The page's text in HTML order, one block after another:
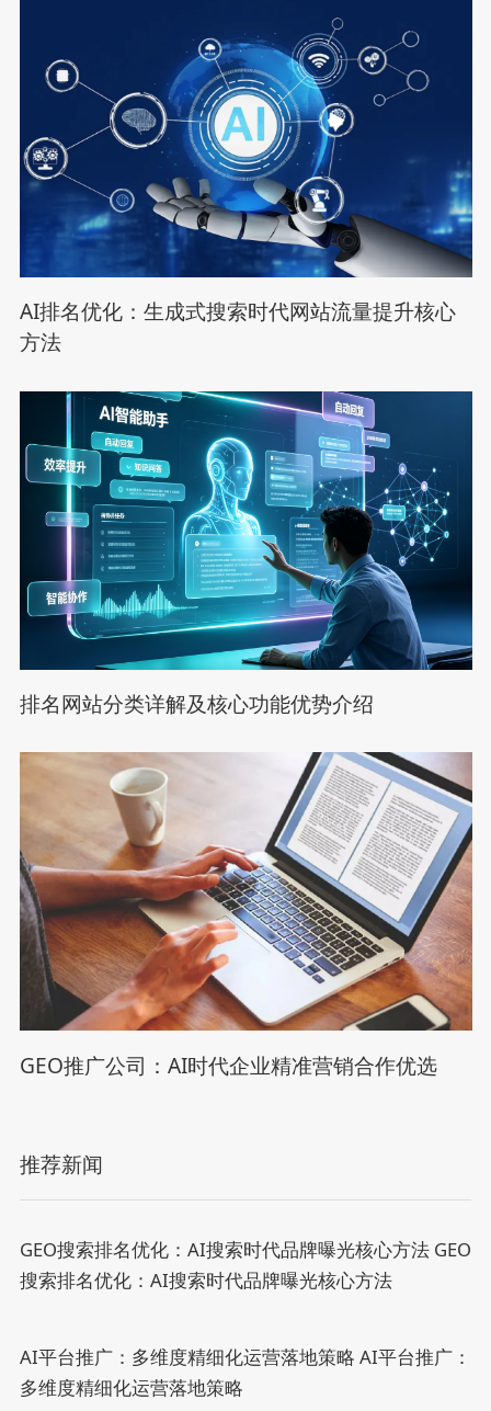
AI排名优化：生成式搜索时代网站流量提升核心
方法
排名网站分类详解及核心功能优势介绍
GEO推广公司：AI时代企业精准营销合作优选
推荐新闻
GEO搜索排名优化：AI搜索时代品牌曝光核心方法 GEO
搜索排名优化：AI搜索时代品牌曝光核心方法
AI平台推广：多维度精细化运营落地策略 AI平台推广：
多维度精细化运营落地策略